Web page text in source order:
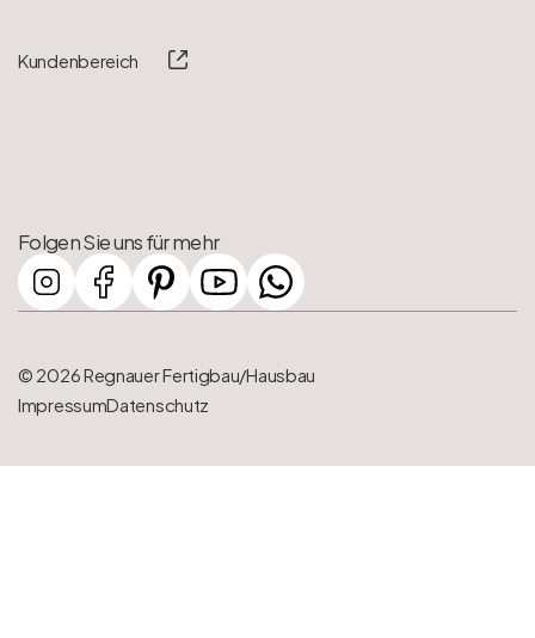
Kundenbereich
Folgen Sie uns für mehr
© 2026 Regnauer Fertigbau/Hausbau
ImpressumDatenschutz